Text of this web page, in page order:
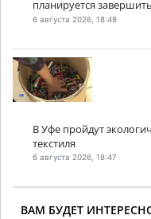
планируется
6 августа 2026, 18:48
В Уфе пройдут
текстиля
6 августа 2026, 18:47
ВАМ БУДЕТ